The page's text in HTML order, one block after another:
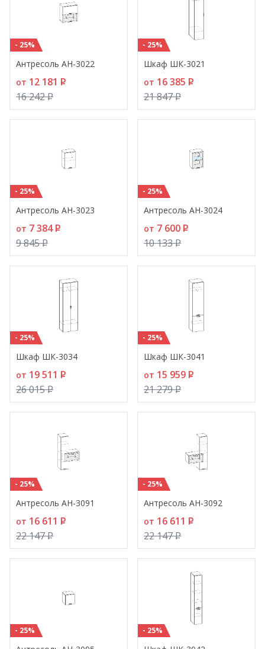
- 25%
Антресоль АН-3022
от 12 181 P
16 242P
- 25%
Шкаф ШК-3021
от 16 385 P
21 847P
- 25%
Антресоль АН-3023
от 7 384P
9 845P
- 25%
Антресоль АН-3024
от 7 600 P
10 133P
- 25%
Шкаф ШК-3034
от 19 511 P
26 015P
- 25%
Шкаф ШК-3041
от 15 959 P
21 279P
- 25%
Антресоль АН-3091
от 16 611 P
22 147P
- 25%
Антресоль АН-3092
от 16 611 P
22 147P
- 25% - 25%